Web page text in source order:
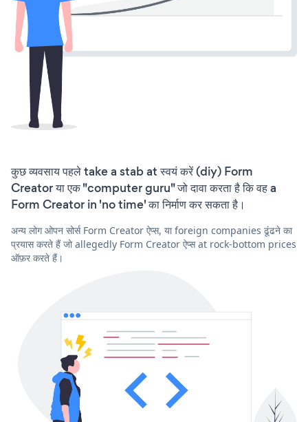
कुछ व्यवसाय पहले take a stab at स्वयं करें (diy) Form
Creator या एक "computer guru" जो दावा करता है कि वह a
Form Creator in 'no time' का निर्माण कर सकता है।
अन्य लोग ओपन सोर्स Form Creator ऐप्स, या foreign companies ढूंढने का
प्रयास करते हैं जो allegedly Form Creator ऐप्स at rock-bottom prices
ऑफ़र करते हैं।